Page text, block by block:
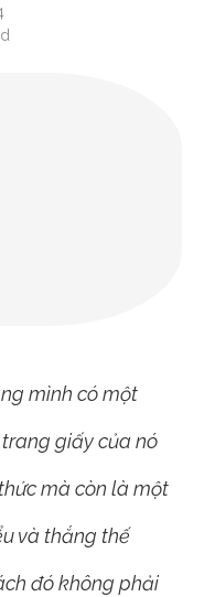
mình có một
giấy của nó
mà còn là một
và thắng thế
đó không phải